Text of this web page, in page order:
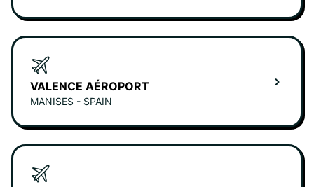
VALENCE AÉROPORT
MANISES - SPAIN